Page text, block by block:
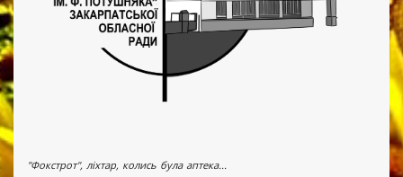
"Фокстрот", ліхтар, колись була аптека...